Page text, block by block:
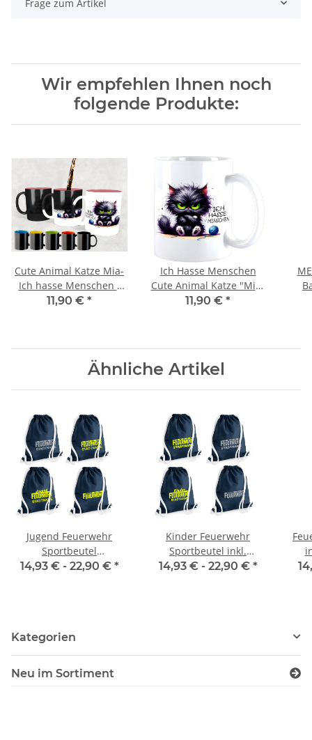
Frage zum Artikel
Wir empfehlen Ihnen noch
folgende Produkte:
Cute Animal Katze Mia-
Ich hasse Menschen -
MAGIC WOW
11,90 € *
Ich Hasse Menschen
Cute Animal Katze "Mia"
Teebecher -
11,90 € *
Ähnliche Artikel
Jugend Feuerwehr
Sportbeutel
inkl.Wunschname
14,93 € - 22,90 € *
Kinder Feuerwehr
Sportbeutel inkl.
Wunschname
14,93 € - 22,90 € *
Kategorien
Neu im Sortiment